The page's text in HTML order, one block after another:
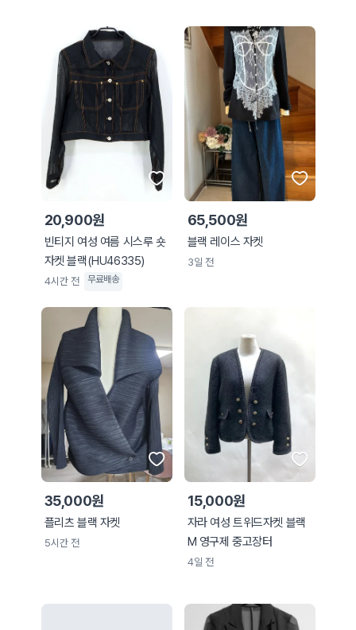
20,900원
빈티지 여성 여름 시스루 숏
자켓 블랙(HU46335)
4시간 전 무료배송
65,500원
블랙 레이스 자켓
3일 전
35,000원
플리츠 블랙 자켓
5시간 전
15,000원
자라 여성 트위드자켓 블랙
M 영구제 중고장터
4일 전